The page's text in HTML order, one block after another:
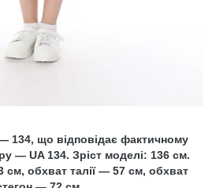
— 134, що відповідає фактичному
— UA 134. Зріст моделі: 136 см.
обхват талії — 57 см, обхват